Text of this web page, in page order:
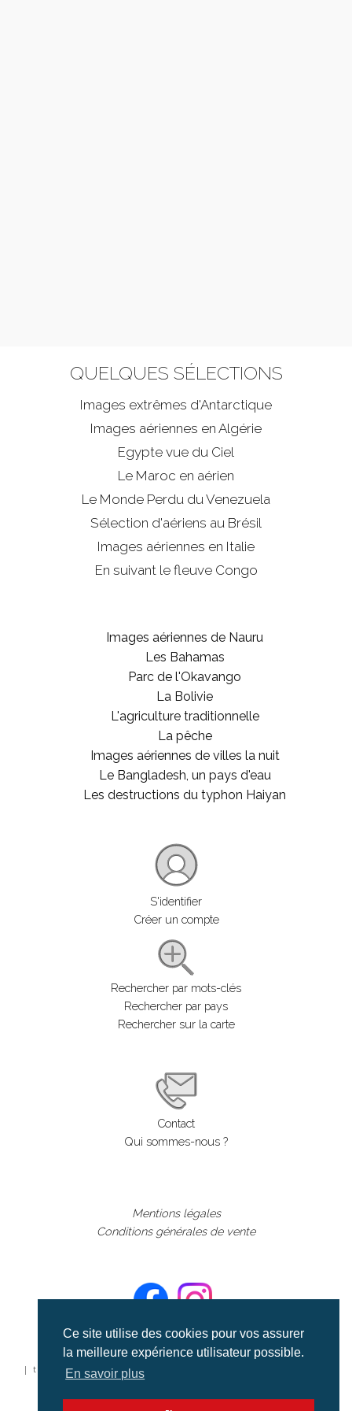
Ce site utilise des cookies pour vos assurer
la meilleure expérience utilisateur possible.
En savoir plus
QUELQUES SÉLECTIONS
Images extrêmes d'Antarctique
Images aériennes en Algérie
Egypte vue du Ciel
Le Maroc en aérien
Le Monde Perdu du Venezuela
Sélection d'aériens au Brésil
Images aériennes en Italie
En suivant le fleuve Congo
Images aériennes de Nauru
Les Bahamas
Parc de l'Okavango
La Bolivie
L'agriculture traditionnelle
La pêche
Images aériennes de villes la nuit
Le Bangladesh, un pays d'eau
Les destructions du typhon Haiyan
S'identifier
Créer un compte
Rechercher par mots-clés
Rechercher par pays
Rechercher sur la carte
Contact
Qui sommes-nous ?
Mentions légales
Conditions générales de vente
©aerialcollection marque déposée 2024
| tous droits réservés | aerialcollection.fr banque d'images
aériennes et documentaires video et cinéma |